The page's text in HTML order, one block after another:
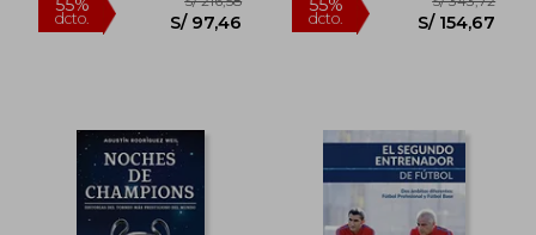
dcto. S/ 97,96 dcto.